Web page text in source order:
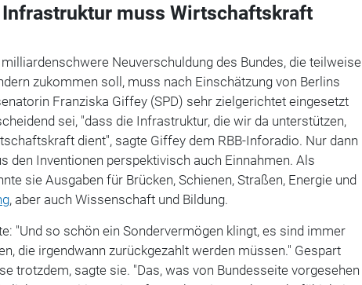
muss Wirtschaftskraft
Neuverschuldung des Bundes, die teilweise
zukommen soll, muss nach Einschätzung von Berlins
Franziska Giffey (SPD) sehr zielgerichtet eingesetzt
sei, "dass die Infrastruktur, die wir da unterstützen,
dient", sagte Giffey dem RBB-Inforadio. Nur dann
den Inventionen perspektivisch auch Einnahmen. Als
sie Ausgaben für Brücken, Schienen, Straßen, Energie und
, aber auch Wissenschaft und Bildung.
"Und so schön ein Sondervermögen klingt, es sind immer
die irgendwann zurückgezahlt werden müssen." Gespart
trotzdem, sagte sie. "Das, was von Bundesseite vorgesehen